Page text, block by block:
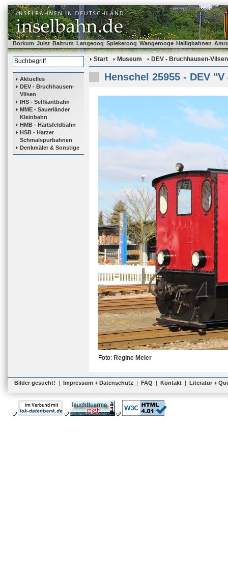
Borkum Juist Baltrum Langeoog Spiekeroog Wangerooge Halligbahnen
Aktuelles
DEV - Bruchhausen-
Vilsen
IHS - Selfkantbahn
MME - Sauerländer
Kleinbahn
HMB - Härtsfeldbahn
HSB - Harzer
Schmalspurbahnen
Denkmäler & Sonstige
Start Museum DEV - Bruchhausen-Vilsen
Henschel 25955 - DEV "V
Foto: Regine Meier
Bilder gesucht! | Impressum + Datenschutz | FAQ | Kontakt | Literatur +